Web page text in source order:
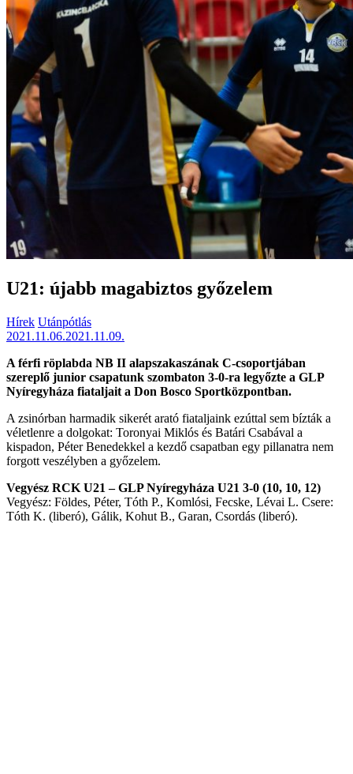
U21: újabb magabiztos győzelem
Hírek Utánpótlás
2021.11.06.2021.11.09.
A férfi röplabda NB II alapszakaszának C-csoportjában
szereplő junior csapatunk szombaton 3-0-ra legyőzte a GLP
Nyíregyháza fiataljait a Don Bosco Sportközpontban.
A zsinórban harmadik sikerét arató fiataljaink ezúttal sem bízták a
véletlenre a dolgokat: Toronyai Miklós és Batári Csabával a
kispadon, Péter Benedekkel a kezdő csapatban egy pillanatra nem
forgott veszélyben a győzelem.
Vegyész RCK U21 – GLP Nyíregyháza U21 3-0 (10, 10, 12)
Vegyész: Földes, Péter, Tóth P., Komlósi, Fecske, Lévai L. Csere:
Tóth K. (liberó), Gálik, Kohut B., Garan, Csordás (liberó).